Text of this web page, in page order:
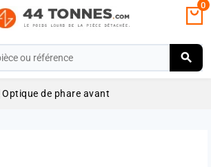
0
Optique de phare avant